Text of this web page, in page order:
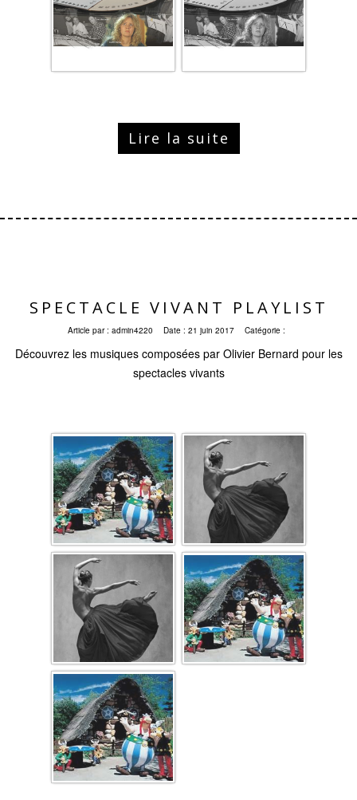
Lire la suite
SPECTACLE VIVANT PLAYLIST
Article par : admin4220 Date : 21 juin 2017 Catégorie :
Découvrez les musiques composées par Olivier Bernard pour les
spectacles vivants